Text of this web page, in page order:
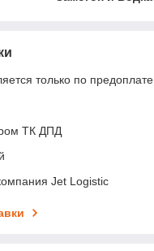
только по предоплате.
ТК ДПД
Jet Logistic